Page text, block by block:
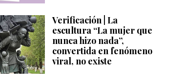
Verificación | La
escultura “La mujer que
nunca hizo nada”,
convertida en fenómeno
viral, no existe